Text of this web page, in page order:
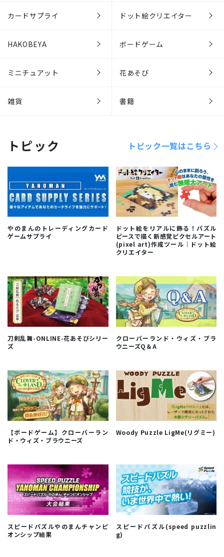
カードサプライ ドット絵クリエイター
HAKOBEYA ボードゲーム
ミニチュアット 花あそび
雑貨 書籍
トピック トピック一覧はこちら
やのまんのトレーディングカード
ゲームサプライ
ドット絵をリアルに飾る！パズル
ピースで描く新感覚ピクセルアート
(pixel art)作成ツール｜ドット絵
クリエイター
刀剣乱舞-ONLINE-花あそびシリー
ズ
クローバーランド・ウィズ・ブラ
ウニーズQ＆A
【ボードゲーム】クローバーラン
ド・ウィズ・ブラウニーズ
Woody Puzzle LigMe(リグミー)
スピードパズルやのまんチャンピ
オンシップ結果
スピードパズル(speed puzzlin
g)